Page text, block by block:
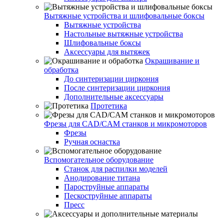
Вытяжные устройства и шлифовальные боксы
Вытяжные устройства
Настольные вытяжные устройства
Шлифовальные боксы
Аксессуары для вытяжек
Окрашивание и
обработка
До синтеризации циркония
После синтеризации циркония
Дополнительные аксессуары
Протетика
Фрезы для CAD/CAM станков и микромоторов
Фрезы
Ручная оснастка
Вспомогательное оборудование
Станок для распилки моделей
Анодирование титана
Пароструйные аппараты
Пескоструйные аппараты
Пресс